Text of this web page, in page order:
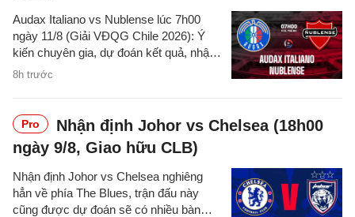
8h trước
Audax Italiano vs Nublense lúc 7h00
ngày 11/8 (Giải VĐQG Chile 2026): Ý
kiến chuyên gia, dự đoán kết quả, nhận
định - phân tích trận đấu, thống kê chi
Pro
Nhận định Johor vs Chelsea (18h00
ngày 9/8, Giao hữu CLB)
Nhận định Johor vs Chelsea nghiêng
hẳn về phía The Blues, trận đấu này
cũng được dự đoán sẽ có nhiều bàn